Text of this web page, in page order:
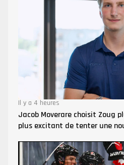
Il y a 4 heures
Jacob Moverare choisit Zoug
plus excitant de tenter une